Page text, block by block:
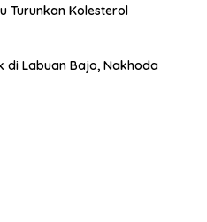
Turunkan Kolesterol
di Labuan Bajo, Nakhoda